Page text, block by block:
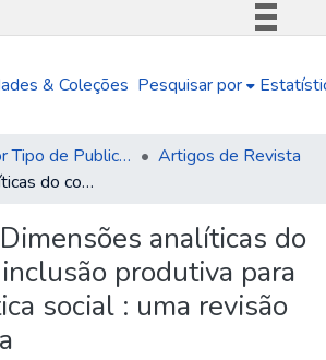
Comunica BR
Acesso à informação
& Coleções Pesquisar por
Navegar por Tipo de Publicação
Artigos de Revista
Dimensões analíticas do conceito de inclusão produtiva para fins de política social : uma revisão bibliométrica
Dimensões analíticas do
produtiva para
social : uma revisão